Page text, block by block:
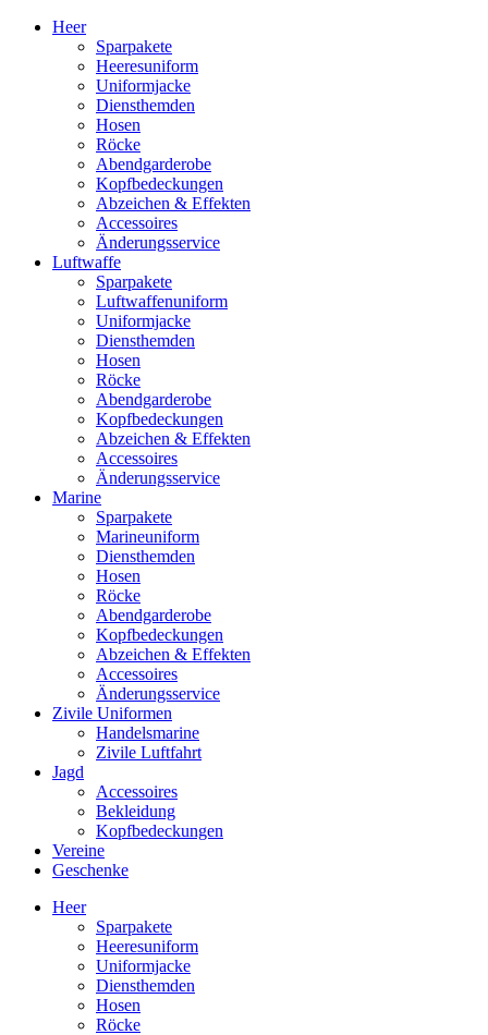
Heer
Sparpakete
Heeresuniform
Uniformjacke
Diensthemden
Hosen
Röcke
Abendgarderobe
Kopfbedeckungen
Abzeichen & Effekten
Accessoires
Änderungsservice
Luftwaffe
Sparpakete
Luftwaffenuniform
Uniformjacke
Diensthemden
Hosen
Röcke
Abendgarderobe
Kopfbedeckungen
Abzeichen & Effekten
Accessoires
Änderungsservice
Marine
Sparpakete
Marineuniform
Diensthemden
Hosen
Röcke
Abendgarderobe
Kopfbedeckungen
Abzeichen & Effekten
Accessoires
Änderungsservice
Zivile Uniformen
Handelsmarine
Zivile Luftfahrt
Jagd
Accessoires
Bekleidung
Kopfbedeckungen
Vereine
Geschenke
Heer
Sparpakete
Heeresuniform
Uniformjacke
Diensthemden
Hosen
Röcke